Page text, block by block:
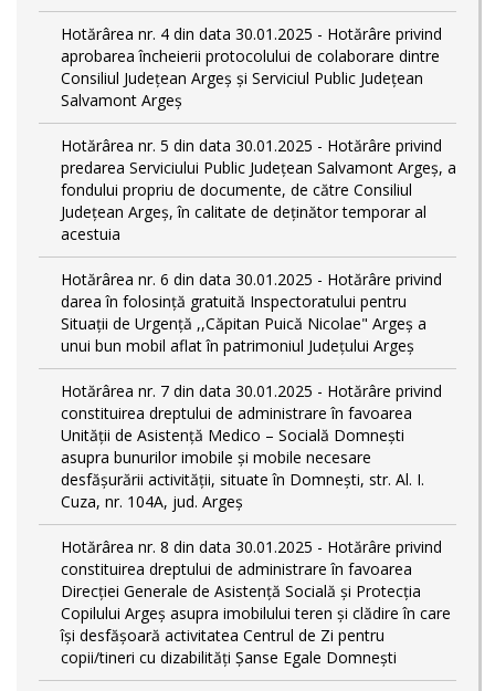
Hotărârea nr. 4 din data 30.01.2025 - Hotărâre privind
aprobarea încheierii protocolului de colaborare dintre
Consiliul Județean Argeș și Serviciul Public Județean
Salvamont Argeș
Hotărârea nr. 5 din data 30.01.2025 - Hotărâre privind
predarea Serviciului Public Județean Salvamont Argeș, a
fondului propriu de documente, de către Consiliul
Județean Argeș, în calitate de deținător temporar al
acestuia
Hotărârea nr. 6 din data 30.01.2025 - Hotărâre privind
darea în folosință gratuită Inspectoratului pentru
Situații de Urgență ,,Căpitan Puică Nicolae" Argeș a
unui bun mobil aflat în patrimoniul Județului Argeș
Hotărârea nr. 7 din data 30.01.2025 - Hotărâre privind
constituirea dreptului de administrare în favoarea
Unității de Asistență Medico – Socială Domnești
asupra bunurilor imobile și mobile necesare
desfășurării activității, situate în Domnești, str. Al. I.
Cuza, nr. 104A, jud. Argeș
Hotărârea nr. 8 din data 30.01.2025 - Hotărâre privind
constituirea dreptului de administrare în favoarea
Direcției Generale de Asistență Socială și Protecția
Copilului Argeș asupra imobilului teren și clădire în care
își desfășoară activitatea Centrul de Zi pentru
copii/tineri cu dizabilități Șanse Egale Domnești